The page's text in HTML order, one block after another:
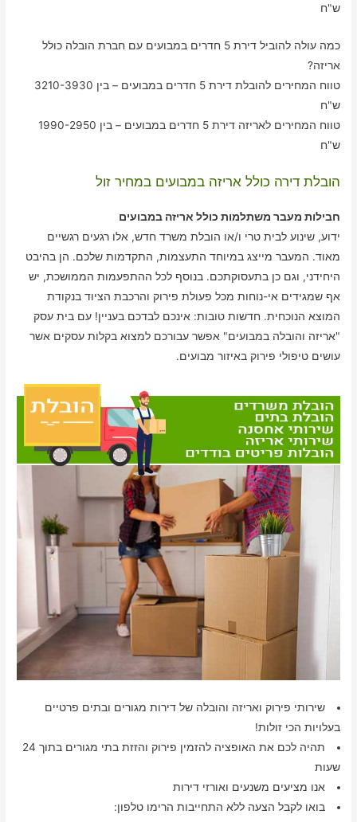
ש"ח
כמה עולה להוביל דירת 5 חדרים במבועים עם חברת הובלה כולל
אריזה?
טווח המחירים להובלת דירת 5 חדרים במבועים – בין 3210-3930
ש"ח
טווח המחירים לאריזה דירת 5 חדרים במבועים – בין 1990-2950
ש"ח
הובלת דירה כולל אריזה במבועים במחיר זול
חבילות מעבר משתלמות כולל אריזה במבועים
ידוע, שינוע לבית טרי ו/או הובלת משרד חדש, אלו רגעים רגשיים
מאוד. המעבר מייצג במיוחד התעצמות, התקדמות שלכם. הן בהיבט
היחידני, וגם כן בתעסוקתכם. בנוסף לכל ההתפעמות הממושכת, יש
אף שמגידים אי-נוחות מכל פעולת פירוק והרכבת הציוד בנקודת
המוצא הנוכחית. חדשות טובות: אינכם לבדכם בעניין! עם בית עסק
"אריזה והובלה במבועים" אפשר עבורכם למצוא בקלות עסקים אשר
עושים טיפולי פירוק באיזור מבועים.
שירותי פירוק ואריזה והובלה של דירות מגורים ובתים פרטיים
בעלויות הכי זולות!
תהיה לכם את האופציה להזמין פירוק והזזת בתי מגורים בתוך 24
שעות
אנו מציעים משנעים ואורזי דירות
בואו לקבל הצעה ללא התחייבות הרימו טלפון: